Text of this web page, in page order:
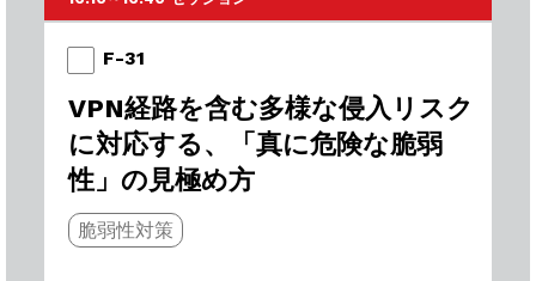
VPN経路を含む多様な侵入リスク
に対応する、「真に危険な脆弱
性」の見極め方
脆弱性対策
F-31